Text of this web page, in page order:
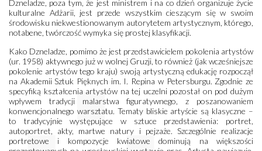
Dzneladze, poza tym, że jest ministrem i na co dzień organizuje życie
kulturalne Adżarii, jest przede wszystkim cieszącym się w swoim
środowisku niekwestionowanym autorytetem artystycznym, którego,
notabene, twórczość wymyka się prostej klasyfikacji.
Kako Dzneladze, pomimo że jest przedstawicielem pokolenia artystów
(ur. 1958) aktywnego już w wolnej Gruzji, to również (jak wcześniejsze
pokolenie artystów tego kraju) swoją artystyczną edukację rozpoczął
na Akademii Sztuk Pięknych im. I. Repina w Petersburgu. Zgodnie ze
specyfiką kształcenia artystów na tej uczelni pozostał on pod dużym
wpływem tradycji malarstwa figuratywnego, z poszanowaniem
konwencjonalnego warsztatu. Tematy bliskie artyście są klasyczne –
to tradycyjnie występujące w sztuce przedstawienia: portret,
autoportret, akty, martwe natury i pejzaże. Szczególnie realizacje
portretowe i kompozycje kwiatowe dominują na większości